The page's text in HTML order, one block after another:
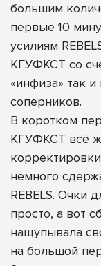
большим
первые 10
усилиям
КГУФКСТ со
«инфиза» так и
соперников.
В коротком
КГУФКСТ всё
немного
REBELS. Очки
просто, а вот
нащупывала
на большой